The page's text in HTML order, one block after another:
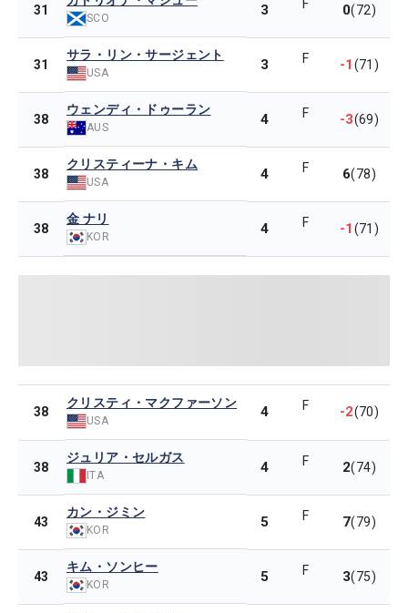
31
SCO 3 F 0(72)
31
サラ・リン・サージェント
USA 3 F -1(71)
38
ウェンディ・ドゥーラン
AUS 4 F -3(69)
38
クリスティーナ・キム
USA 4 F 6(78)
38
金 ナリ
KOR 4 F -1(71)
38
クリスティ・マクファーソン
USA
4 F -2(70)
38
ジュリア・セルガス
ITA 4 F 2(74)
43
カン・ジミン
KOR 5 F 7(79)
43
キム・ソンヒー
KOR 5 F 3(75)